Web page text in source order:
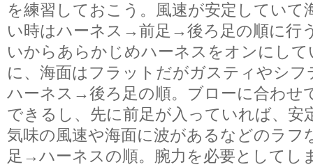
を練習しておこう。風速が安定していて
い時はハーネス→前足→後ろ足の順に行
いからあらかじめハーネスをオンにし
に、海面はフラットだがガスティやシ
ハーネス→後ろ足の順。ブローに合わせ
できるし、先に前足が入っていれば、安
気味の風速や海面に波があるなどのラ
足→ハーネスの順。腕力を必要としてし